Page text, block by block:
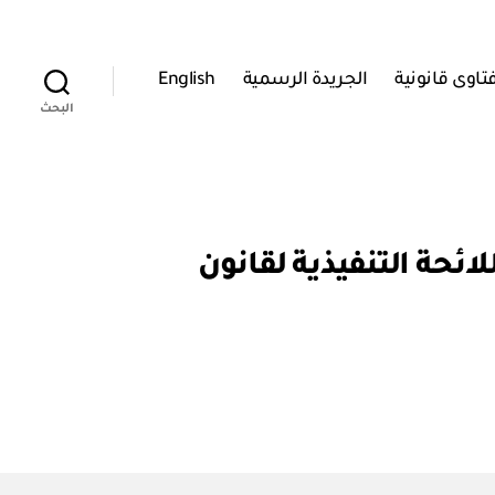
قانونية الجريدة الرسمية English
البحث
بعض أحكام اللائحة التنفيذية لقانون